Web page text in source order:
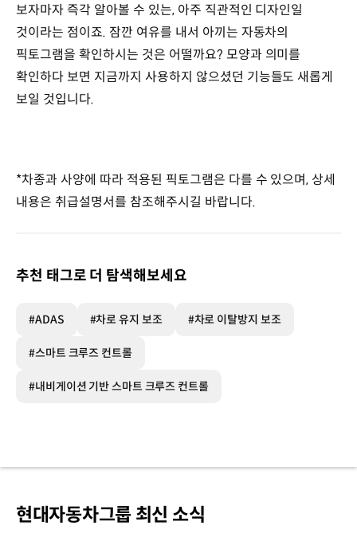
보자마자 즉각 알아볼 수 있는, 아주 직관적인 디자인일
것이라는 점이죠. 잠깐 여유를 내서 아끼는 자동차의
픽토그램을 확인하시는 것은 어떨까요? 모양과 의미를
확인하다 보면 지금까지 사용하지 않으셨던 기능들도 새롭게
보일 것입니다.
*차종과 사양에 따라 적용된 픽토그램은 다를 수 있으며, 상세
내용은 취급설명서를 참조해주시길 바랍니다.
추천 태그로 더 탐색해보세요
#ADAS #차로 유지 보조 #차로 이탈방지 보조
#스마트 크루즈 컨트롤
#내비게이션 기반 스마트 크루즈 컨트롤
현대자동차그룹 최신 소식